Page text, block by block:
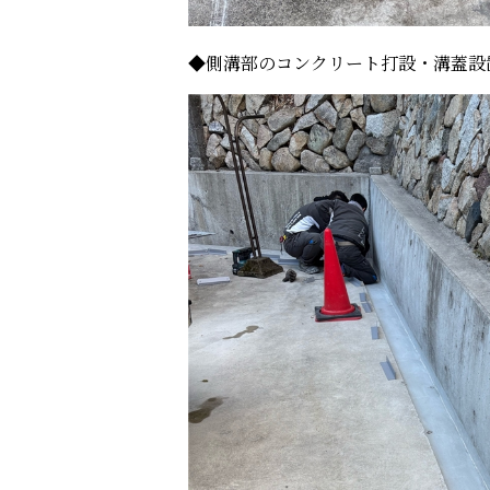
◆側溝部のコンクリート打設・溝蓋